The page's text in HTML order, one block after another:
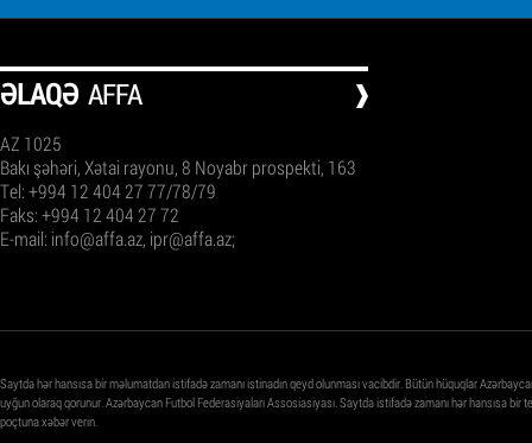
ƏLAQƏ AFFA
AZ 1025
Bakı şəhəri, Xətai rayonu, 8 Noyabr prospekti, 163
Tel: +994 12 404 27 77/78/79
Faks: +994 12 404 27 72
E-mail: info@affa.az, ipr@affa.az;
Saytda hər hansısa bir məlumatdan istifadə zamanı istinadın qeyd olunması vacibdir. Bütün hüquqlar
uyğun olaraq qorunur. Azərbaycan Futbol Federasiyaları Assosiasiyası. Saytda istifadə zamanı hər hansısa
poçtuna xəbər verin.